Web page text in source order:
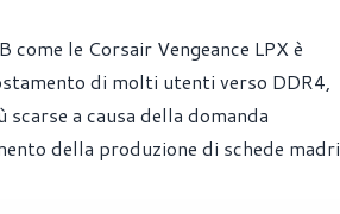
le Corsair Vengeance LPX è
di molti utenti verso DDR4,
a causa della domanda
della produzione di schede madri